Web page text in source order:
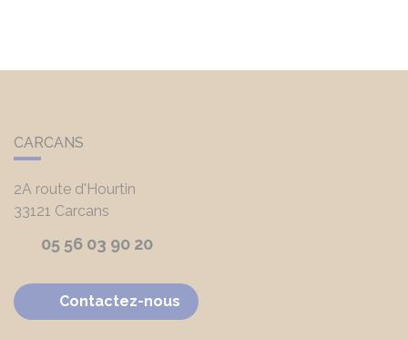
CARCANS
2A route d'Hourtin
33121 Carcans
05 56 03 90 20
Contactez-nous